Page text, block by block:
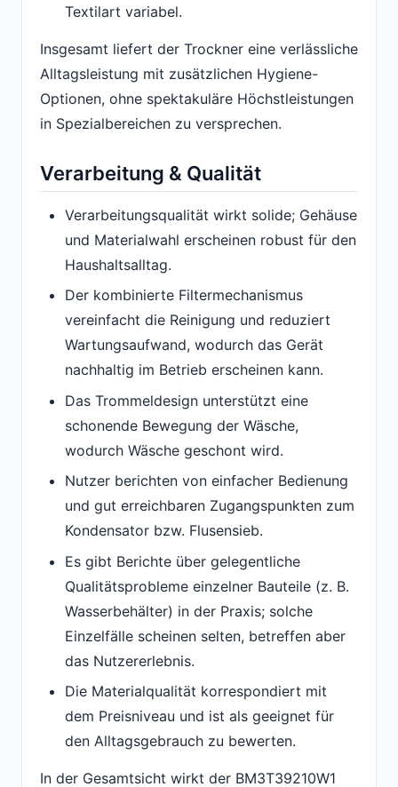
Textilart variabel.
Insgesamt liefert der Trockner eine verlässliche
Alltagsleistung mit zusätzlichen Hygiene-
Optionen, ohne spektakuläre Höchstleistungen
in Spezialbereichen zu versprechen.
Verarbeitung & Qualität
Verarbeitungsqualität wirkt solide; Gehäuse
und Materialwahl erscheinen robust für den
Haushaltsalltag.
Der kombinierte Filtermechanismus
vereinfacht die Reinigung und reduziert
Wartungsaufwand, wodurch das Gerät
nachhaltig im Betrieb erscheinen kann.
Das Trommeldesign unterstützt eine
schonende Bewegung der Wäsche,
wodurch Wäsche geschont wird.
Nutzer berichten von einfacher Bedienung
und gut erreichbaren Zugangspunkten zum
Kondensator bzw. Flusensieb.
Es gibt Berichte über gelegentliche
Qualitätsprobleme einzelner Bauteile (z. B.
Wasserbehälter) in der Praxis; solche
Einzelfälle scheinen selten, betreffen aber
das Nutzererlebnis.
Die Materialqualität korrespondiert mit
dem Preisniveau und ist als geeignet für
den Alltagsgebrauch zu bewerten.
In der Gesamtsicht wirkt der BM3T39210W1